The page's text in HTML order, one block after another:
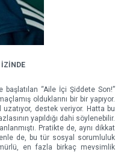
“Aile İçi Şiddete Son!”
olduklarını bir bir yapıyor.
destek veriyor. Hatta bu
yapıldığı dahi söylenebilir.
Pratikte de, aynı dikkat
de, bu tür sosyal sorumluluk
en fazla birkaç mevsimlik